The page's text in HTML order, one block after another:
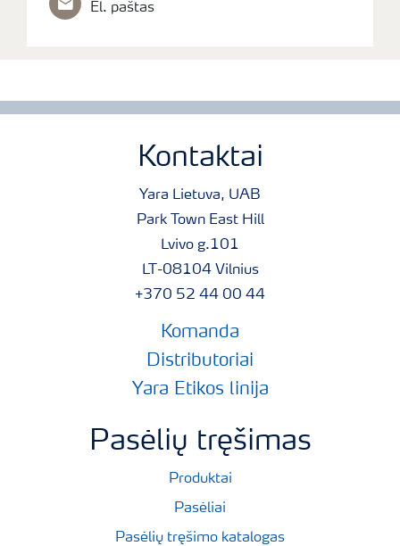
El. paštas
Kontaktai
Yara Lietuva, UAB
Park Town East Hill
Lvivo g.101
LT-08104 Vilnius
+370 52 44 00 44
Komanda
Distributoriai
Yara Etikos linija
Pasėlių tręšimas
Produktai
Pasėliai
Pasėlių tręšimo katalogas